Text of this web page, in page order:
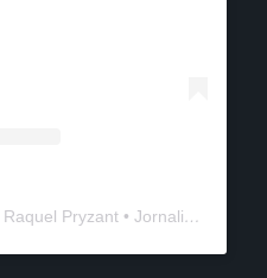
Um post compartilhado por Raquel Pryzant • Jornalismo de Viagem (@solanomundo)